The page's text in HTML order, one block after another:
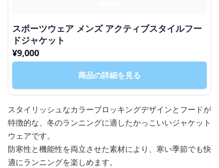
スポーツウェア メンズ アクティブスタイルフー
ドジャケット
¥9,000
商品の詳細を見る
スタイリッシュなカラーブロッキングデザインとフードが
特徴的な、冬のランニングに適したかっこいいジャケット
ウェアです。
防寒性と機能性を両立させた素材により、寒い季節でも快
適にランニングを楽しめます。